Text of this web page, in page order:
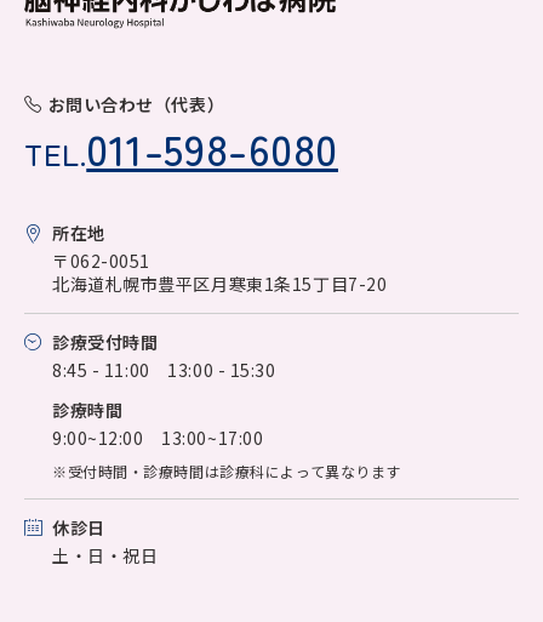
お問い合わせ（代表）
TEL.011-598-6080
所在地
〒062-0051
北海道札幌市豊平区月寒東1条15丁目7-20
診療受付時間
8:45 - 11:00 13:00 - 15:30
診療時間
9:00~12:00 13:00~17:00
※受付時間・診療時間は診療科によって異なります
休診日
土・日・祝日